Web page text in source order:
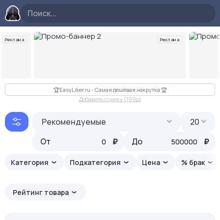
Реклама Реклама
Слайд 2 из 10
🏆EasyLiker.ru - Самая дешёвая накрутка 🏆
Добавить ссылку (199p)
Рекомендуемые
От
₽ До ₽
20
Категория Подкатегория Цена % брак
Рейтинг товара